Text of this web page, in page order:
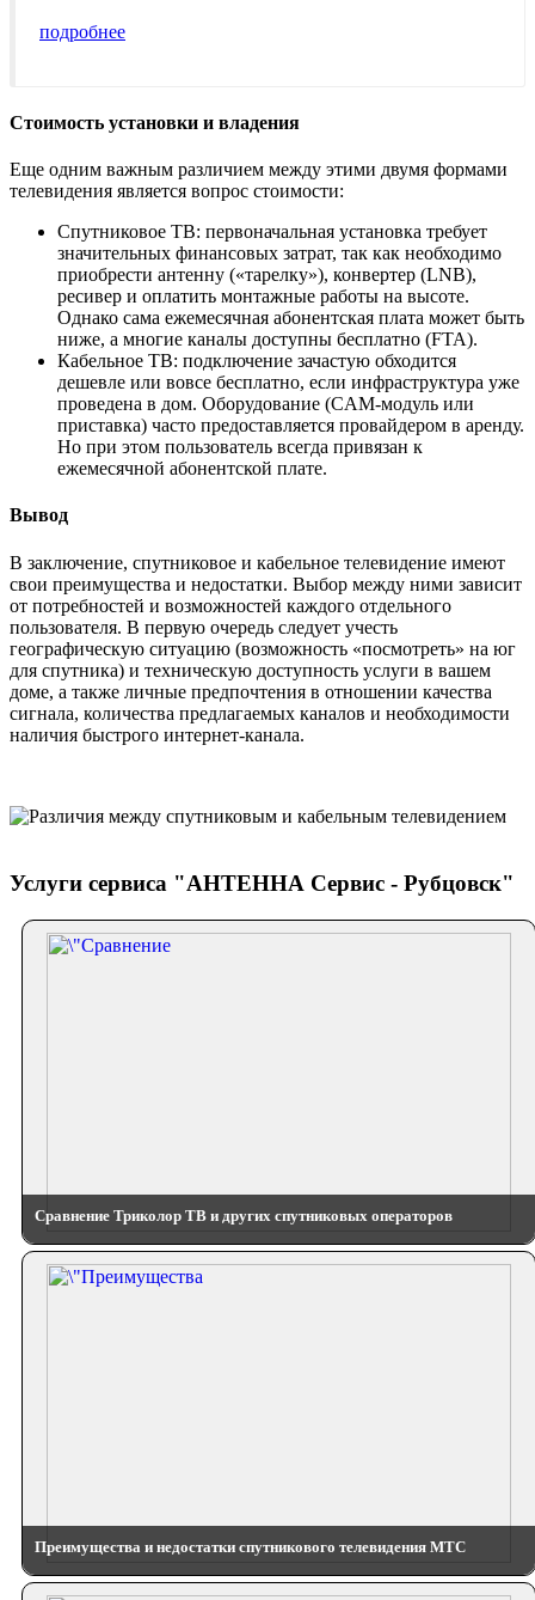
подробнее
Стоимость установки и владения
Еще одним важным различием между этими двумя формами
телевидения является вопрос стоимости:
Спутниковое ТВ: первоначальная установка требует
значительных финансовых затрат, так как необходимо
приобрести антенну («тарелку»), конвертер (LNB),
ресивер и оплатить монтажные работы на высоте.
Однако сама ежемесячная абонентская плата может быть
ниже, а многие каналы доступны бесплатно (FTA).
Кабельное ТВ: подключение зачастую обходится
дешевле или вовсе бесплатно, если инфраструктура уже
проведена в дом. Оборудование (CAM-модуль или
приставка) часто предоставляется провайдером в аренду.
Но при этом пользователь всегда привязан к
ежемесячной абонентской плате.
Вывод
В заключение, спутниковое и кабельное телевидение имеют
свои преимущества и недостатки. Выбор между ними зависит
от потребностей и возможностей каждого отдельного
пользователя. В первую очередь следует учесть
географическую ситуацию (возможность «посмотреть» на юг
для спутника) и техническую доступность услуги в вашем
доме, а также личные предпочтения в отношении качества
сигнала, количества предлагаемых каналов и необходимости
наличия быстрого интернет-канала.
Услуги сервиса "АНТЕННА Сервис - Рубцовск"
Сравнение Триколор ТВ и других спутниковых операторов
Преимущества и недостатки спутникового телевидения МТС